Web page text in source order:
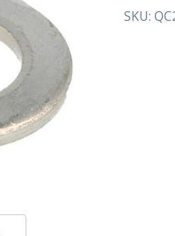
M12
aantal
SKU: